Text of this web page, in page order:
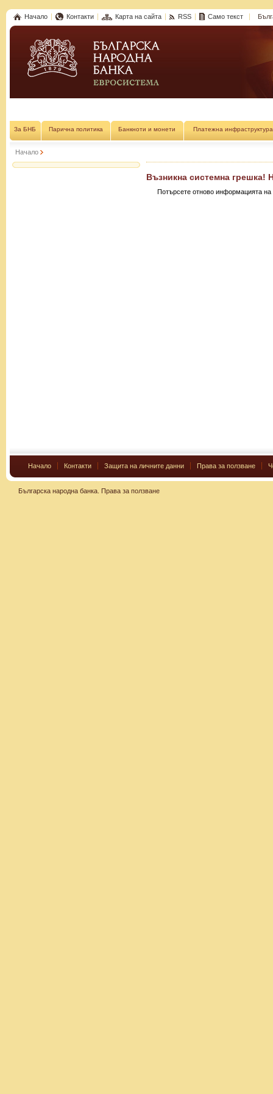
Начало Контакти Карта на сайта RSS Само текст
За БНБ Парична политика Банкноти и монети Платежна инфраструктура
Начало
Възникна системна грешка!
Потърсете отново информацията на
Начало Контакти Защита на личните данни Права за ползване
Българска народна банка. Права за ползване